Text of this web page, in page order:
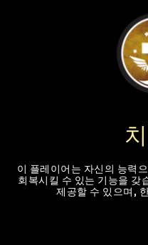
회복시킬 수 있는 기능을 갖
제공할 수 있으며,